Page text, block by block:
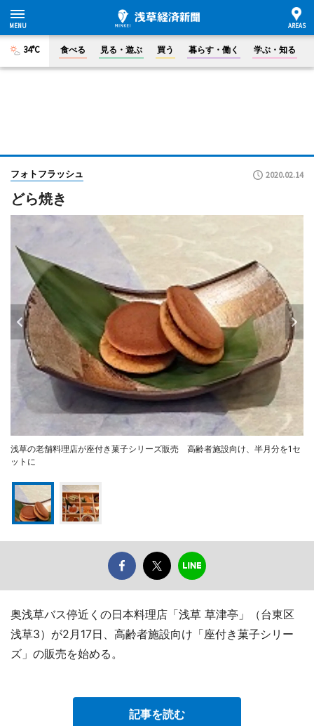
34°C 食べる 見る・遊ぶ 買う 暮らす・働く 学ぶ・知る
フォトフラッシュ 2020.02.14
どら焼き
浅草の老舗料理店が座付き菓子シリーズ販売 高齢者施設向け、半月分を1セ
ットに
奥浅草バス停近くの日本料理店「浅草 草津亭」（台東区
浅草3）が2月17日、高齢者施設向け「座付き菓子シリー
ズ」の販売を始める。
記事を読む